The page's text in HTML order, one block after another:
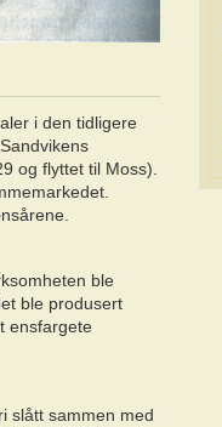
i den tidligere
og flyttet til Moss).
ble
ble produsert
ensfargete
slått sammen med